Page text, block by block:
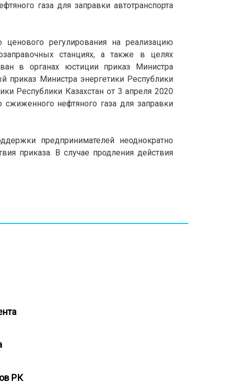
газа для заправки автотранспорта
регулирования на реализацию
станциях, а также в целях
в органах юстиции приказ Министра
Министра энергетики Республики
Республики Казахстан от 3 апреля 2020
нефтяного газа для заправки
предпринимателей неоднократно
приказа. В случае продления действия
РК